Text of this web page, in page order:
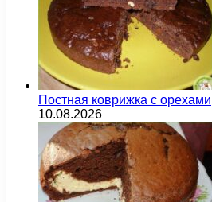
Постная коврижка с орехами
10.08.2026